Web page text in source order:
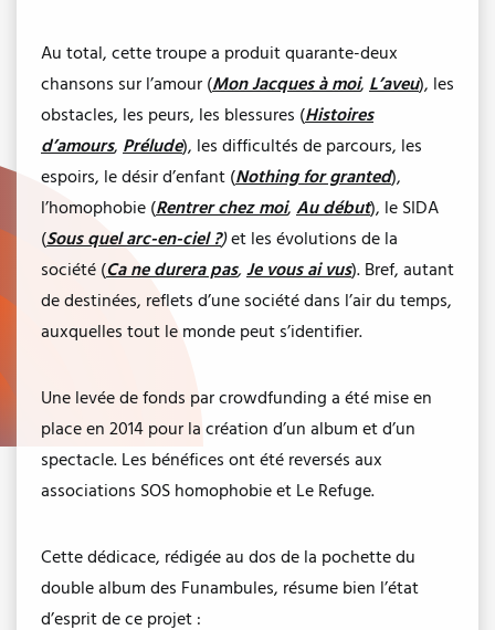
Au total, cette troupe a produit quarante-deux
chansons sur l’amour (Mon Jacques à moi, L’aveu), les
obstacles, les peurs, les blessures (Histoires
d’amours, Prélude), les difficultés de parcours, les
espoirs, le désir d’enfant (Nothing for granted),
l’homophobie (Rentrer chez moi, Au début), le SIDA
(Sous quel arc-en-ciel ?)et les évolutions de la
société (Ca ne durera pas,Je vous ai vus). Bref, autant
de destinées, reflets d’une société dans l’air du temps,
auxquelles tout le monde peut s’identifier.
Une levée de fonds par crowdfunding a été mise en
place en 2014 pour la création d’un album et d’un
spectacle. Les bénéfices ont été reversés aux
associations SOS homophobie et Le Refuge.
Cette dédicace, rédigée au dos de la pochette du
double album des Funambules, résume bien l’état
d’esprit de ce projet :